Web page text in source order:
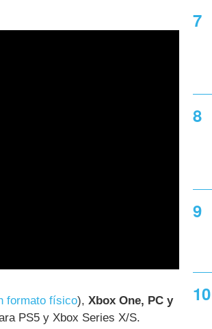
formato físico), Xbox One, PC y
PS5 y Xbox Series X/S.